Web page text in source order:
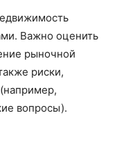
Важно оценить
рыночной
риски,
вопросы).